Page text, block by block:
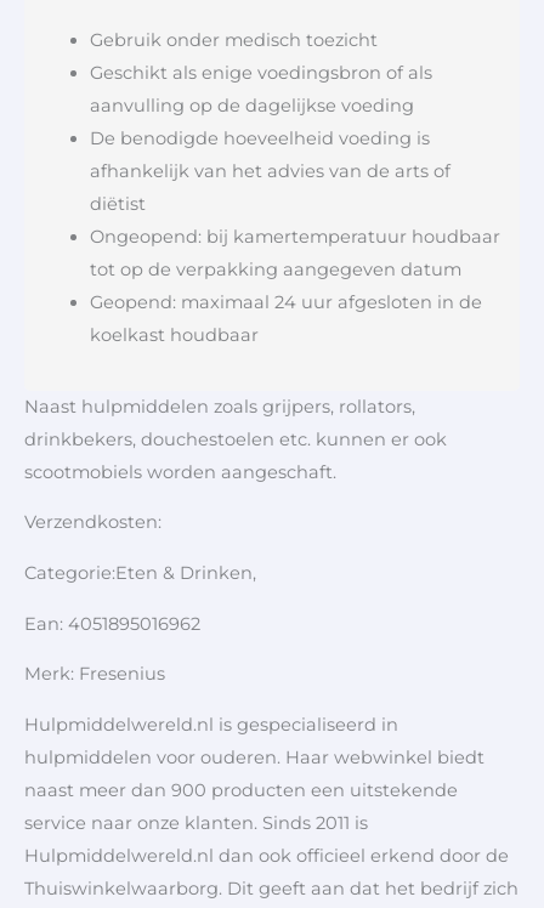
Gebruik onder medisch toezicht
Geschikt als enige voedingsbron of als
aanvulling op de dagelijkse voeding
De benodigde hoeveelheid voeding is
afhankelijk van het advies van de arts of
diëtist
Ongeopend: bij kamertemperatuur houdbaar
tot op de verpakking aangegeven datum
Geopend: maximaal 24 uur afgesloten in de
koelkast houdbaar
Naast hulpmiddelen zoals grijpers, rollators,
drinkbekers, douchestoelen etc. kunnen er ook
scootmobiels worden aangeschaft.
Verzendkosten:
Categorie:Eten & Drinken,
Ean: 4051895016962
Merk: Fresenius
Hulpmiddelwereld.nl is gespecialiseerd in
hulpmiddelen voor ouderen. Haar webwinkel biedt
naast meer dan 900 producten een uitstekende
service naar onze klanten. Sinds 2011 is
Hulpmiddelwereld.nl dan ook officieel erkend door de
Thuiswinkelwaarborg. Dit geeft aan dat het bedrijf zich